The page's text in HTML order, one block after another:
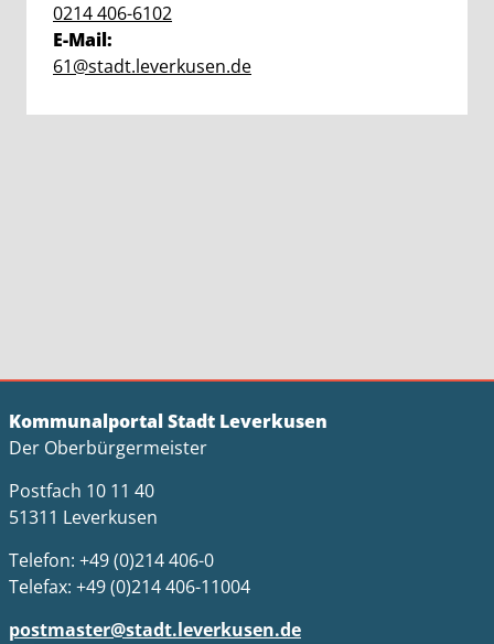
0214 406-6102
E-Mail:
61@stadt.leverkusen.de
Kommunalportal Stadt Leverkusen
Der Oberbürgermeister
Postfach 10 11 40
51311 Leverkusen
Telefon: +49 (0)214 406-0
Telefax: +49 (0)214 406-11004
postmaster@stadt.leverkusen.de